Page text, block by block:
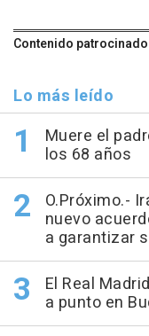
Contenido patrocinado
Lo más leído
Muere el
los 68 años
O.Próximo.-
nuevo
a garantizar
El Real
a punto en